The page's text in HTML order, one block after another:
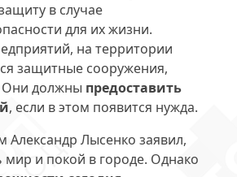
в случае
для их жизни.
на территории
защитные сооружения,
Они должны предоставить
, если в этом появится нужда.
Александр Лысенко заявил,
мир и покой в городе. Однако